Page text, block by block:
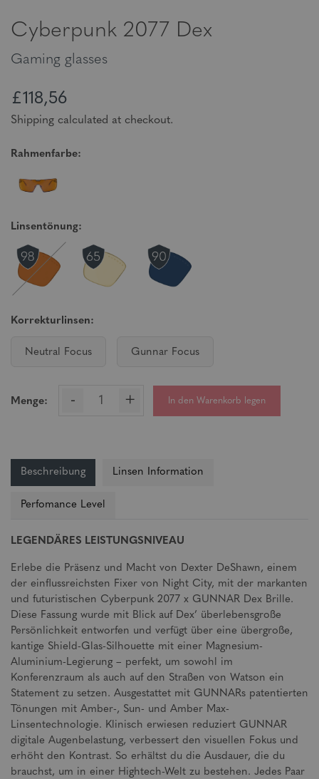
Cyberpunk 2077 Dex
Gaming glasses
£118,56
Shipping calculated at checkout.
Rahmenfarbe:
Linsentönung:
Korrekturlinsen:
Neutral Focus Gunnar Focus
Menge: - + In den Warenkorb legen
Beschreibung Linsen Information
Perfomance Level
LEGENDÄRES LEISTUNGSNIVEAU
Erlebe die Präsenz und Macht von Dexter DeShawn, einem
der einflussreichsten Fixer von Night City, mit der markanten
und futuristischen Cyberpunk 2077 x GUNNAR Dex Brille.
Diese Fassung wurde mit Blick auf Dex’ überlebensgroße
Persönlichkeit entworfen und verfügt über eine übergroße,
kantige Shield-Glas-Silhouette mit einer Magnesium-
Aluminium-Legierung – perfekt, um sowohl im
Konferenzraum als auch auf den Straßen von Watson ein
Statement zu setzen. Ausgestattet mit GUNNARs patentierten
Tönungen mit Amber-, Sun- und Amber Max-
Linsentechnologie. Klinisch erwiesen reduziert GUNNAR
digitale Augenbelastung, verbessert den visuellen Fokus und
erhöht den Kontrast. So erhältst du die Ausdauer, die du
brauchst, um in einer Hightech-Welt zu bestehen. Jedes Paar